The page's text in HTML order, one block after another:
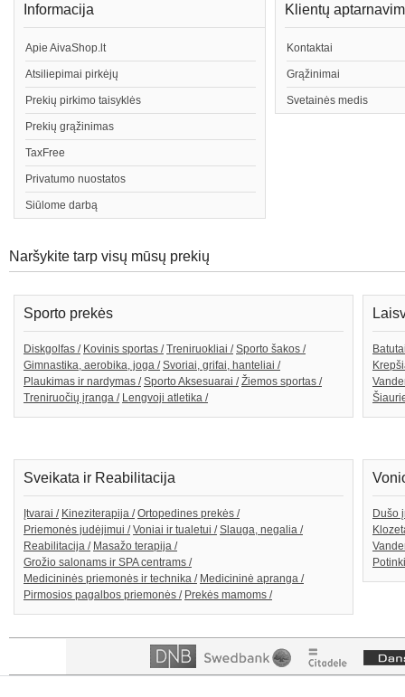
Informacija
Apie AivaShop.lt
Atsiliepimai pirkėjų
Prekių pirkimo taisyklės
Prekių grąžinimas
TaxFree
Privatumo nuostatos
Siūlome darbą
Klientų
Kontaktai
Grąžinimai
Svetainės medis
Naršykite tarp visų mūsų prekių
Sporto prekės
Diskgolfas / Kovinis sportas / Treniruokliai / Sporto šakos /
Gimnastika, aerobika, joga / Svoriai, grifai, hanteliai /
Plaukimas ir nardymas / Sporto Aksesuarai / Žiemos sportas /
Treniruočių įranga / Lengvoji atletika /
Sveikata ir Reabilitacija
Įtvarai / Kineziterapija / Ortopedines prekės /
Priemonės judėjimui / Voniai ir tualetui / Slauga, negalia /
Reabilitacija / Masažo terapija /
Grožio salonams ir SPA centrams /
Medicininės priemonės ir technika / Medicininė apranga /
Pirmosios pagalbos priemonės / Prekės mamoms /
Dušo